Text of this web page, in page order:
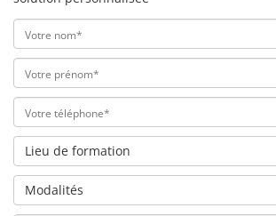
Lieu de formation
Modalités